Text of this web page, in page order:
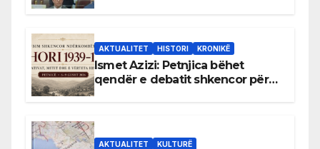
AKTUALITET HISTORI KRONIKË
Ismet Azizi: Petnjica bëhet
qendër e debatit shkencor për
AKTUALITET KULTURË